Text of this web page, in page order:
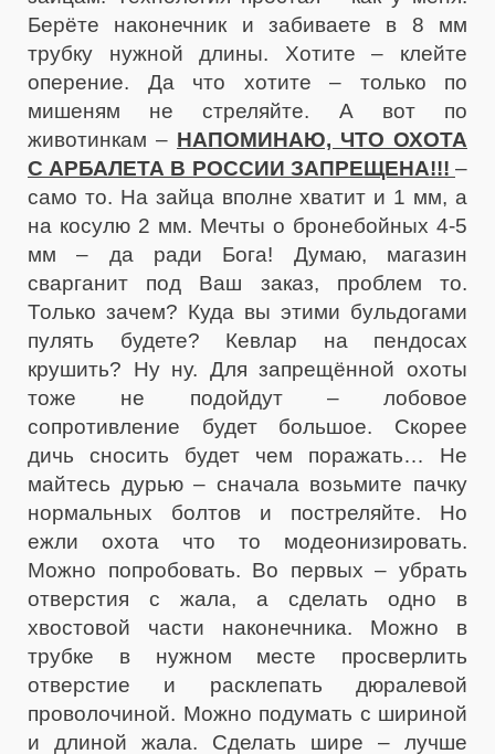
Берёте наконечник и забиваете в 8 мм
трубку нужной длины. Хотите – клейте
оперение. Да что хотите – только по
мишеням не стреляйте. А вот по
животинкам – НАПОМИНАЮ, ЧТО ОХОТА
С АРБАЛЕТА В РОССИИ ЗАПРЕЩЕНА!!! –
само то. На зайца вполне хватит и 1 мм, а
на косулю 2 мм. Мечты о бронебойных 4-5
мм – да ради Бога! Думаю, магазин
сварганит под Ваш заказ, проблем то.
Только зачем? Куда вы этими бульдогами
пулять будете? Кевлар на пендосах
крушить? Ну ну. Для запрещённой охоты
тоже не подойдут – лобовое
сопротивление будет большое. Скорее
дичь сносить будет чем поражать… Не
майтесь дурью – сначала возьмите пачку
нормальных болтов и постреляйте. Но
ежли охота что то модеонизировать.
Можно попробовать. Во первых – убрать
отверстия с жала, а сделать одно в
хвостовой части наконечника. Можно в
трубке в нужном месте просверлить
отверстие и расклепать дюралевой
проволочиной. Можно подумать с шириной
и длиной жала. Сделать шире – лучше